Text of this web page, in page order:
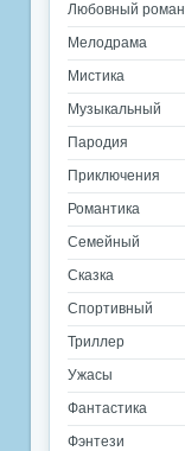
Любовный роман
Мелодрама
Мистика
Музыкальный
Пародия
Приключения
Романтика
Семейный
Сказка
Спортивный
Триллер
Ужасы
Фантастика
Фэнтези